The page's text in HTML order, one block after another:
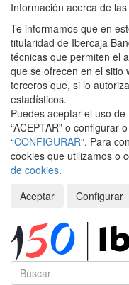
Información acerca de
Te informamos que en
titularidad de Ibercaja
técnicas que permiten el
que se ofrecen en el sitio
terceros que, si lo
estadísticos.
Puedes aceptar el uso
“ACEPTAR” o configurar
“CONFIGURAR”. Para
cookies que utilizamos o
de cookies.
Aceptar
Configurar